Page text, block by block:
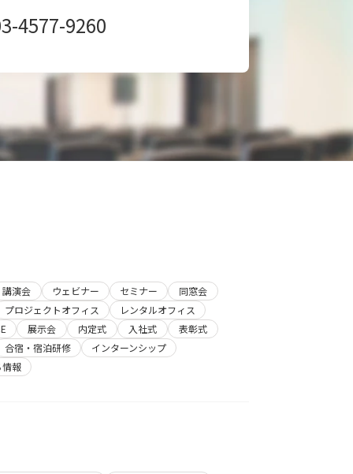
4577-9260
講演会 ウェビナー セミナー
同窓会
プロジェクトオフィス
レンタルオフィス
展示会 内定式 入社式
表彰式
合宿・宿泊研修
インターンシップ
情報